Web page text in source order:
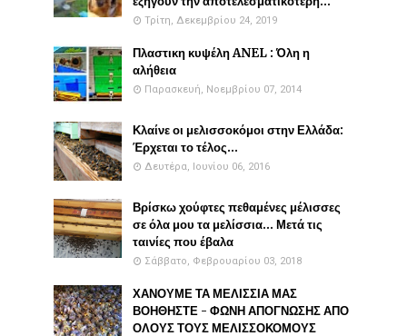
Τρίτη, Δεκεμβρίου 24, 2019
Πλαστικη κυψέλη ANEL : Όλη η
αλήθεια
Παρασκευή, Νοεμβρίου 07, 2014
Κλαίνε οι μελισσοκόμοι στην Ελλάδα:
Έρχεται το τέλος...
Δευτέρα, Ιουνίου 06, 2016
Βρίσκω χούφτες πεθαμένες μέλισσες
σε όλα μου τα μελίσσια... Μετά τις
ταινίες που έβαλα
Σάββατο, Φεβρουαρίου 03, 2018
ΧΑΝΟΥΜΕ ΤΑ ΜΕΛΙΣΣΙΑ ΜΑΣ
ΒΟΗΘΗΣΤΕ - ΦΩΝΗ ΑΠΟΓΝΩΣΗΣ ΑΠΟ
ΟΛΟΥΣ ΤΟΥΣ ΜΕΛΙΣΣΟΚΟΜΟΥΣ